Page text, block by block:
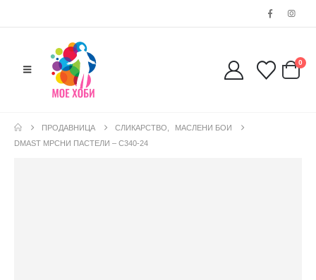
0
ПРОДАВНИЦА СЛИКАРСТВО
МАСЛЕНИ БОИ
DMAST МРСНИ ПАСТЕЛИ – С340-24